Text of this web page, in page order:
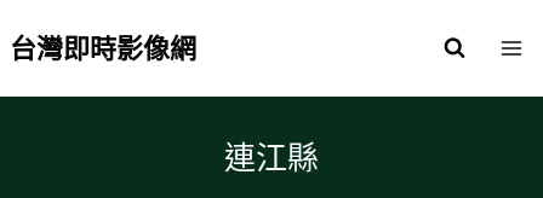
to台灣即時影像網
連江縣